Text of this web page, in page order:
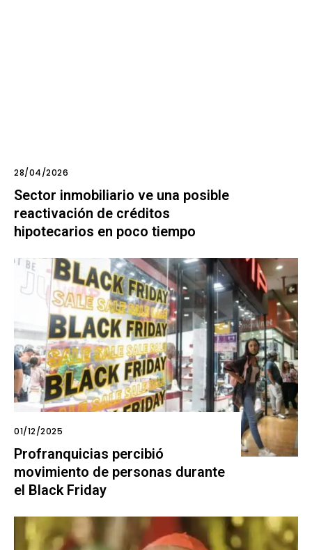
28/04/2026
Sector inmobiliario ve una posible
reactivación de créditos
hipotecarios en poco tiempo
01/12/2025
Profranquicias percibió
movimiento de personas durante
el Black Friday